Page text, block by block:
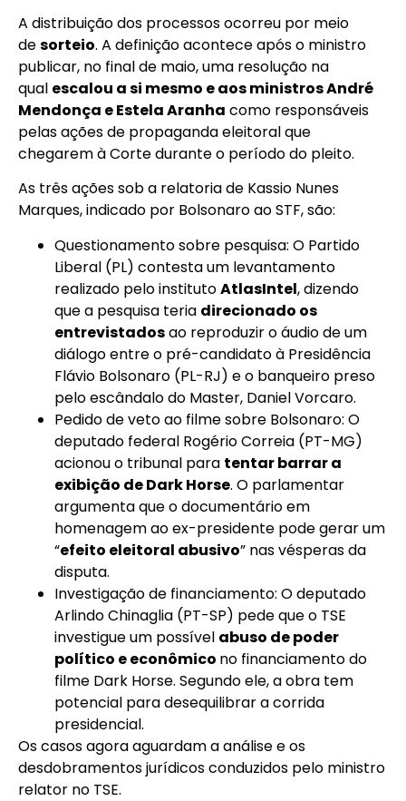
A distribuição dos processos ocorreu por meio
desorteio. A definição acontece após o ministro
publicar, no final de maio, uma resolução na
qual escalou a si mesmo e aos ministros André
Mendonça e Estela Aranha como responsáveis
pelas ações de propaganda eleitoral que
chegarem à Corte durante o período do pleito.
As três ações sob a relatoria de Kassio Nunes
Marques, indicado por Bolsonaro ao STF, são:
Questionamento sobre pesquisa: O Partido
Liberal (PL) contesta um levantamento
realizado pelo institutoAtlasIntel, dizendo
que a pesquisa teria direcionado os
entrevistadosao reproduzir o áudio de um
diálogo entre o pré-candidato à Presidência
Flávio Bolsonaro (PL-RJ) e o banqueiro preso
pelo escândalo do Master, Daniel Vorcaro.
Pedido de veto ao filme sobre Bolsonaro: O
deputado federal Rogério Correia (PT-MG)
acionou o tribunal para tentar barrar a
exibição de Dark Horse. O parlamentar
argumenta que o documentário em
homenagem ao ex-presidente pode gerar um
“efeito eleitoral abusivo” nas vésperas da
disputa.
Investigação de financiamento: O deputado
Arlindo Chinaglia (PT-SP) pede que o TSE
investigue um possível abuso de poder
político e econômico no financiamento do
filme Dark Horse. Segundo ele, a obra tem
potencial para desequilibrar a corrida
presidencial.
Os casos agora aguardam a análise e os
desdobramentos jurídicos conduzidos pelo ministro
relator no TSE.